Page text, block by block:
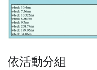
依活動分組